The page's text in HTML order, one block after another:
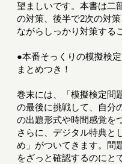
望ましいです。本書は二
の対策、後半で2次の対
ながらしっかり対策する
●本番そっくりの模擬検
まとめつき！
巻末には、「模擬検定問
の最後に挑戦して、自分
の出題形式や時間感覚を
さらに、デジタル特典と
め」がついてきます。問
をざっと確認するのにと